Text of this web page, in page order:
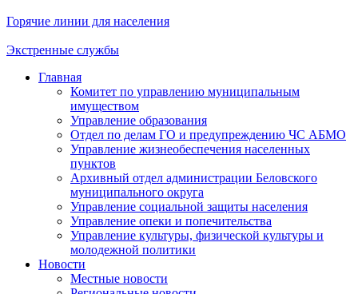
Горячие линии для населения
Экстренные службы
Главная
Комитет по управлению муниципальным
имуществом
Управление образования
Отдел по делам ГО и предупреждению ЧС АБМО
Управление жизнеобеспечения населенных
пунктов
Архивный отдел администрации Беловского
муниципального округа
Управление социальной защиты населения
Управление опеки и попечительства
Управление культуры, физической культуры и
молодежной политики
Новости
Местные новости